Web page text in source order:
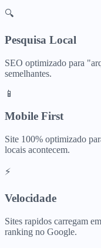
🔍
Pesquisa Local
SEO optimizado para "
semelhantes.
📱
Mobile First
Site 100% optimizado
locais acontecem.
⚡
Velocidade
Sites rapidos carregam
ranking no Google.